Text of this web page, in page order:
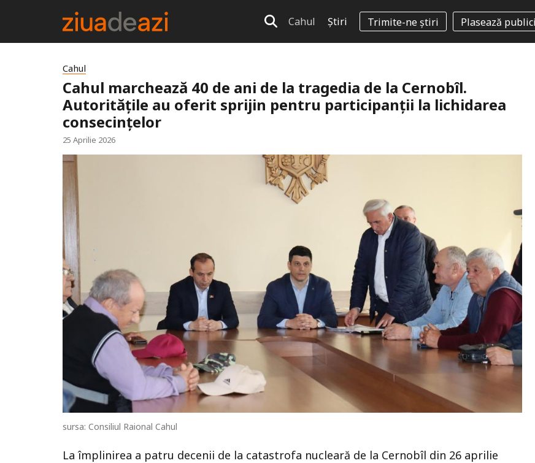
Cahul Știri Trimite-ne știri Plasează
Cahul
Cahul marchează 40 de ani de la tragedia de la Cernobîl.
Autoritățile au oferit sprijin pentru participanții la lichidarea
consecințelor
25 Aprilie 2026
sursa: Consiliul Raional Cahul
La împlinirea a patru decenii de la catastrofa nucleară de la Cernobîl din 26 aprilie